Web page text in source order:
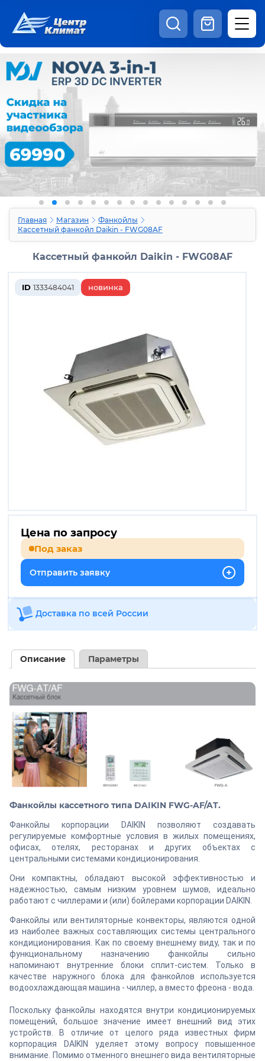
Каталог
Статьи
Наши работы Отзывы
Доставка и оплата Оферта
Контакты
8:00 - 20:00 Шоурум
Главная Магазин
Фанкойлы
Кассетный фанкойл Daikin - FWG08AF
Кассетный фанкойл Daikin - FWG08AF
ID 1333484041 новинка
Цена по запросу
Под заказ
Отправить заявку
Доставка по всей России
Описание Параметры
Фанкойлы кассетного типа DAIKIN FWG-AF/AT.
Фанкойлы корпорации DAIKIN позволяют создавать
регулируемые комфортные условия в жилых помещениях,
офисах, отелях, ресторанах и других объектах с
центральными системами кондиционирования.
Они компактны, обладают высокой эффективностью и
надежностью, самым низким уровнем шумов, идеально
работают с чиллерами и (или) бойлерами корпорации DAIKIN.
Фанкойлы или вентиляторные конвекторы, являются одной
из наиболее важных составляющих системы центрального
кондиционирования. Как по своему внешнему виду, так и по
функциональному назначению фанкойлы сильно
напоминают внутренние блоки сплит-систем. Только в
качестве наружного блока для фанкойлов используется
водоохлаждающая машина - чиллер, а вместо фреона - вода.
Поскольку фанкойлы находятся внутри кондиционируемых
помещений, большое значение имеет внешний вид этих
устройств. В отличие от целого ряда известных фирм
корпорация DAIKIN уделяет этому вопросу повышенное
внимание. Помимо отменного внешнего вида вентиляторные